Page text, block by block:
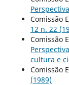
Comissão
12 n. 22
Comissão
cultura e
Comissão
(1989)